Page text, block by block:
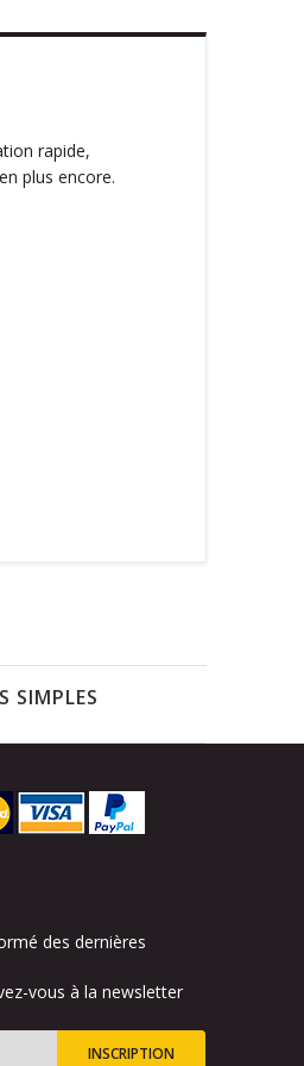
rapide,
plus encore.
SIMPLES
des dernières
vous à la newsletter
INSCRIPTION